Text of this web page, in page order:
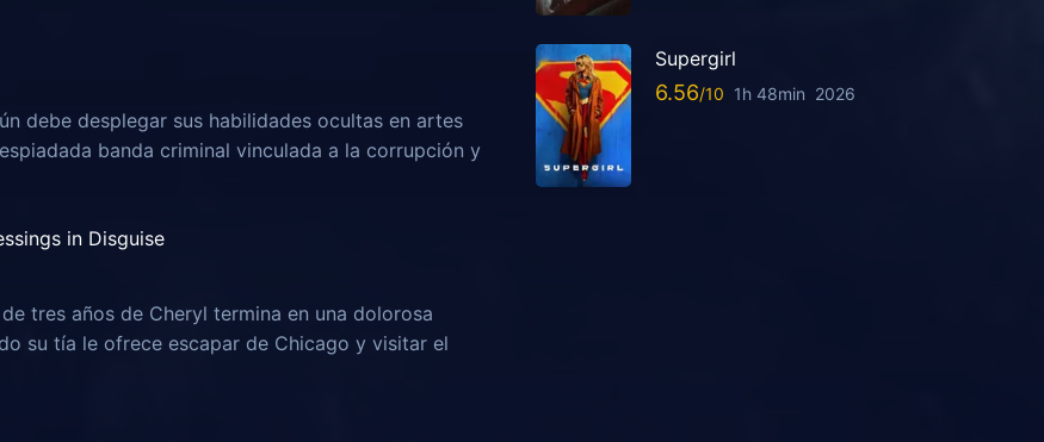
debe desplegar sus habilidades ocultas en artes
banda criminal vinculada a la corrupción y
in Disguise
tres años de Cheryl termina en una dolorosa
su tía le ofrece escapar de Chicago y visitar el
Supergirl
6.56 1h 48min 2026